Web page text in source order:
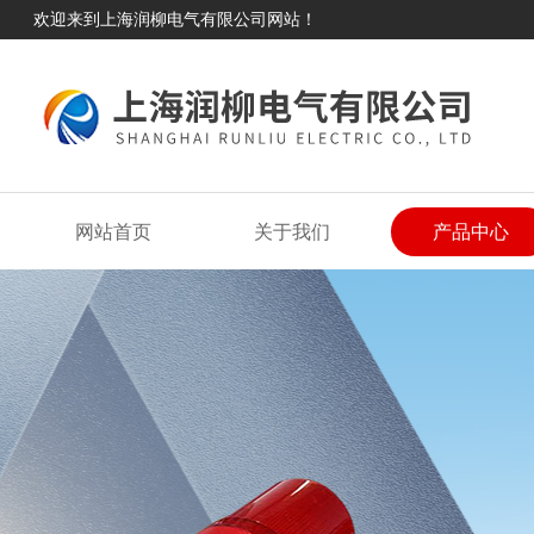
欢迎来到上海润柳电气有限公司网站！
网站首页 关于我们 产品中心